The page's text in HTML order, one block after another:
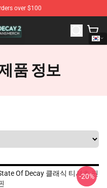
over $100
State Of Decay 2
품 정보
Of Decay 클래식 티셔츠 핀
-20%